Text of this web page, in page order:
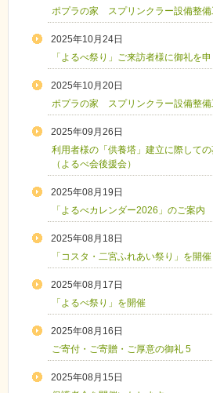
ポプラの家 スプリンクラー設備整
2025年10月24日
「よるべ祭り」ご来訪者様に御礼を
2025年10月20日
ポプラの家 スプリンクラー設備整
2025年09月26日
利用者様の「供養塔」建立に際しての
（よるべ会後援会）
2025年08月19日
「よるべカレンダー2026」のご案内
2025年08月18日
「コスタ・二宮ふれあい祭り」を開催
2025年08月17日
「よるべ祭り」を開催
2025年08月16日
ご寄付・ご寄贈・ご厚意の御礼 5
2025年08月15日